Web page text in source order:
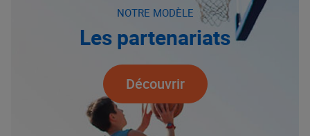
NOTRE MODÈLE
Les partenariats
Découvrir